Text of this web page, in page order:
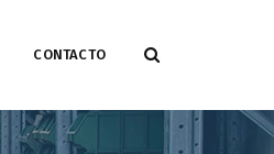
CONTACTO